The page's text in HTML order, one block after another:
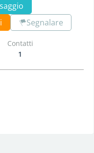
Segnalare
Contatti
1